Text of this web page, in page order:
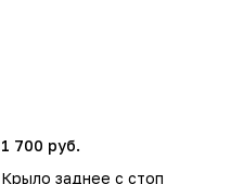
1 700 руб.
Крыло заднее с стоп